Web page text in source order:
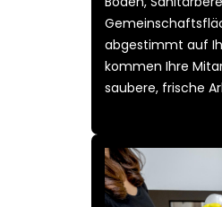
abgestimmt auf
kommen Ihre
saubere, frische